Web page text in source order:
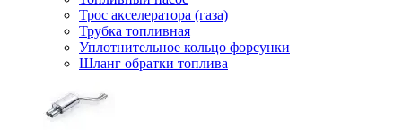
Трос акселератора (газа)
Трубка топливная
Уплотнительное кольцо форсунки
Шланг обратки топлива